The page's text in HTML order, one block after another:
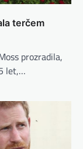
terčem
prozradila,
let,…